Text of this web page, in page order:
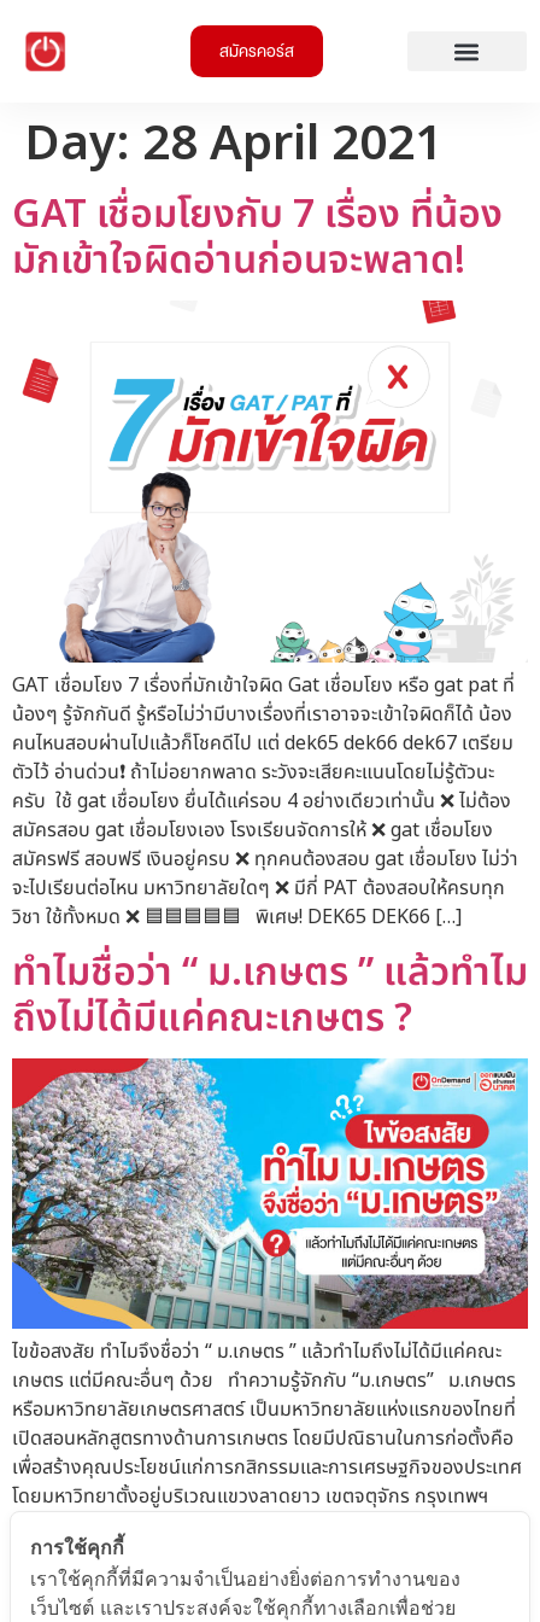
สมัครคอร์ส
Day: 28 April 2021
GAT เชื่อมโยงกับ 7 เรื่อง ที่น้อง
มักเข้าใจผิดอ่านก่อนจะพลาด!
GAT เชื่อมโยง 7 เรื่องที่มักเข้าใจผิด Gat เชื่อมโยง หรือ gat pat ที่
น้องๆ รู้จักกันดี รู้หรือไม่ว่ามีบางเรื่องที่เราอาจจะเข้าใจผิดก็ได้ น้อง
คนไหนสอบผ่านไปแล้วก็โชคดีไป แต่ dek65 dek66 dek67 เตรียม
ตัวไว้ อ่านด่วน❗ ถ้าไม่อยากพลาด ระวังจะเสียคะแนนโดยไม่รู้ตัวนะ
ครับ ใช้ gat เชื่อมโยง ยื่นได้แค่รอบ 4 อย่างเดียวเท่านั้น ❌ ไม่ต้อง
สมัครสอบ gat เชื่อมโยงเอง โรงเรียนจัดการให้ ❌ gat เชื่อมโยง
สมัครฟรี สอบฟรี เงินอยู่ครบ ❌ ทุกคนต้องสอบ gat เชื่อมโยง ไม่ว่า
จะไปเรียนต่อไหน มหาวิทยาลัยใดๆ ❌ มีกี่ PAT ต้องสอบให้ครบทุก
วิชา ใช้ทั้งหมด ❌ 🟦🟦🟦🟦🟦 พิเศษ! DEK65 DEK66 […]
ทำไมชื่อว่า “ ม.เกษตร ” แล้วทำไม
ถึงไม่ได้มีแค่คณะเกษตร ?
ไขข้อสงสัย ทำไมจึงชื่อว่า “ ม.เกษตร ” แล้วทำไมถึงไม่ได้มีแค่คณะ
เกษตร แต่มีคณะอื่นๆ ด้วย ทำความรู้จักกับ “ม.เกษตร” ม.เกษตร
หรือมหาวิทยาลัยเกษตรศาสตร์ เป็นมหาวิทยาลัยแห่งแรกของไทยที่
เปิดสอนหลักสูตรทางด้านการเกษตร โดยมีปณิธานในการก่อตั้งคือ
เพื่อสร้างคุณประโยชน์แก่การกสิกรรมและการเศรษฐกิจของประเทศ
โดยมหาวิทยาตั้งอยู่บริเวณแขวงลาดยาว เขตจตุจักร กรุงเทพฯ
สมัครนักศึกษาปริญญาตรีปีละกว่า 16,000 คน นอกจากนี้ ม.เกษตร
ยังได้รับการจัดอันดับว่าเป็นมหาวิทยาลัยอันดับ 1 ของไทย และ
อันดับ 47 ของโลกในสาขา Agriculture & Forestry ถึง 4 ปีซ้อน
การใช้คุกกี้
เราใช้คุกกี้ที่มีความจำเป็นอย่างยิ่งต่อการทำงานของ
เว็บไซต์ และเราประสงค์จะใช้คุกกี้ทางเลือกเพื่อช่วย